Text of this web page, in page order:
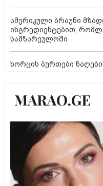
ამერიკული ბრაუნი
ინგრედიენტებით,
სამზარეულოში
ხორცის ბურთები